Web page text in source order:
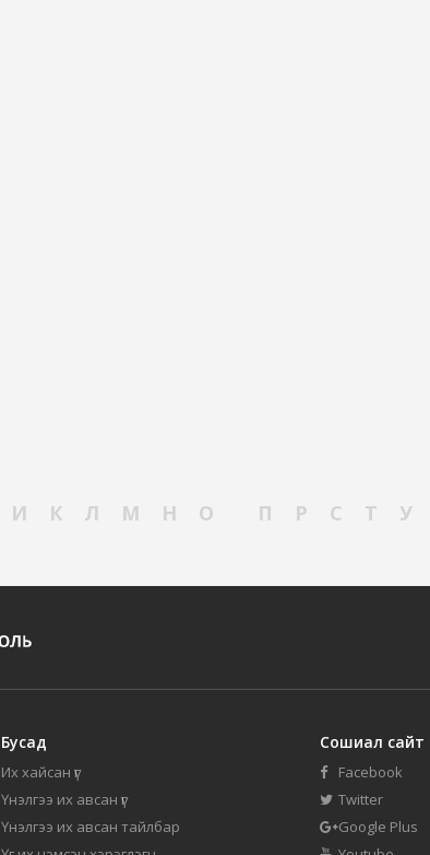
И К Л М Н О П Р С Т У
Бусад
Их хайсан үг
Үнэлгээ их авсан үг
Үнэлгээ их авсан тайлбар
Сошиал сайт
Facebook
Twitter
Google Plus